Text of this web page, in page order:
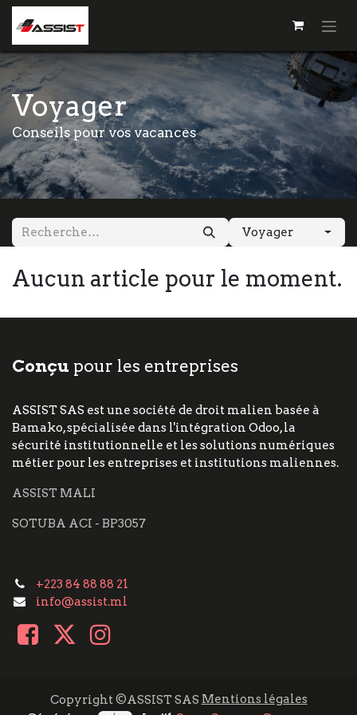
Voyager
Conseils pour vos vacances
Voyager
Aucun article pour le moment.
Conçu pour les entreprises
ASSIST SAS est une société de droit malien basée à
Bamako, spécialisée dans l'intégration Odoo, la
sécurité institutionnelle et les solutions numériques
métier pour les entreprises et institutions maliennes.
ASSIST MALI
SOTUBA ACI - BP3057
+223 84 88 88 21
info@assist.ml
Copyright ©ASSIST SAS Mentions légales